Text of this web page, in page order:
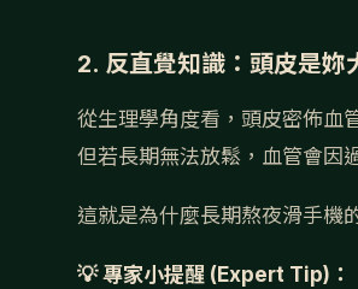
2. 反直覺知識：頭皮是妳
從生理學角度看，頭皮密佈血
但若長期無法放鬆，血管會因
這就是為什麼長期熬夜滑手機
💡 專家小提醒 (Expert Tip)：